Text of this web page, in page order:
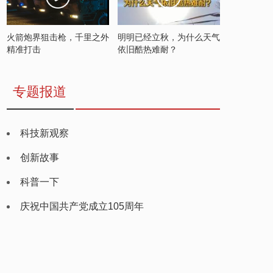
火箭炮界狙击枪，千里之外
精准打击
明明已经立秋，为什么天气
依旧酷热难耐？
专题报道
科技新观察
创新故事
科普一下
庆祝中国共产党成立105周年